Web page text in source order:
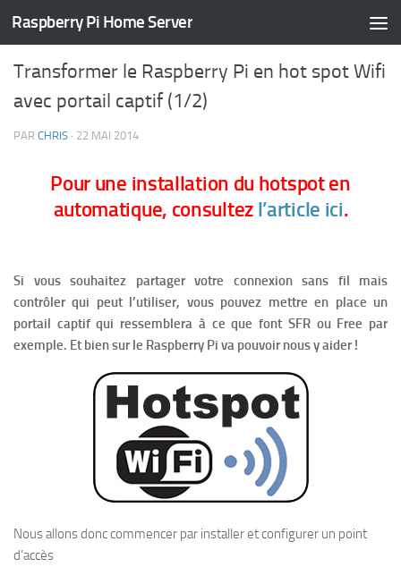
Raspberry Pi Home Server
TUTORIELS/ HOME SERVER/INTERNET 30 COMMENTS
Transformer le Raspberry Pi en hot spot Wifi
avec portail captif (1/2)
PAR CHRIS · 22 MAI 2014
Pour une installation du hotspot en
automatique, consultez l’article ici.
Si vous souhaitez partager votre connexion sans fil mais
contrôler qui peut l’utiliser, vous pouvez mettre en place un
portail captif qui ressemblera à ce que font SFR ou Free par
exemple. Et bien sur le Raspberry Pi va pouvoir nous y aider !
Nous allons donc commencer par installer et configurer un point
d’accès